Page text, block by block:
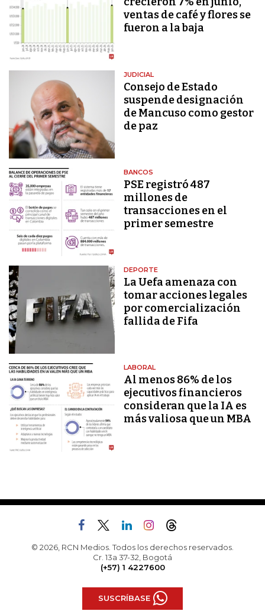
ventas de café y flores se
fueron a la baja
JUDICIAL
Consejo de Estado
suspende designación
de Mancuso como gestor
de paz
BANCOS
PSE registró 487
millones de
transacciones en el
primer semestre
DEPORTE
La Uefa amenaza con
tomar acciones legales
por comercialización
fallida de Fifa
LABORAL
Al menos 86% de los
ejecutivos financieros
consideran que la IA es
más valiosa que un MBA
© 2026, RCN Medios. Todos los derechos reservados.
Cr. 13a 37-32, Bogotá
(+57) 1 4227600
SUSCRÍBASE